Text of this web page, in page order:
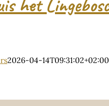
het
2026-04-14T09:31:02+02:00